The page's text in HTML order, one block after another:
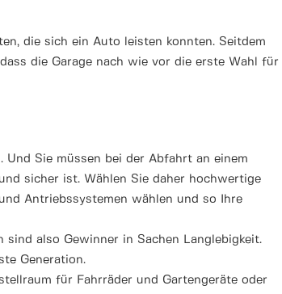
die sich ein Auto leisten konnten. Seitdem
die Garage nach wie vor die erste Wahl für
Sie müssen bei der Abfahrt an einem
sicher ist. Wählen Sie daher hochwertige
Antriebssystemen wählen und so Ihre
sind also Gewinner in Sachen Langlebigkeit.
Generation.
für Fahrräder und Gartengeräte oder